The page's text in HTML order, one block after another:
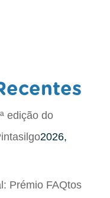
edição do
2026,
Prémio FAQtos